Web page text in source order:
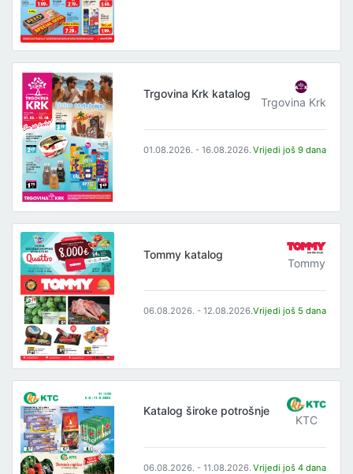
Trgovina Krk katalog
Trgovina Krk
01.08.2026. - 16.08.2026. Vrijedi još 9 dana
Tommy katalog
Tommy
06.08.2026. - 12.08.2026.Vrijedi još 5 dana
Katalog široke potrošnje
KTC
06.08.2026. - 11.08.2026. Vrijedi još 4 dana